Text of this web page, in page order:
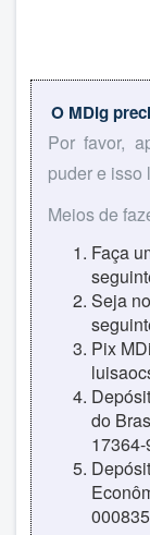
O MDig
Por favor,
puder e isso
Meios de
Faça
Seja
Pix
do
17364-